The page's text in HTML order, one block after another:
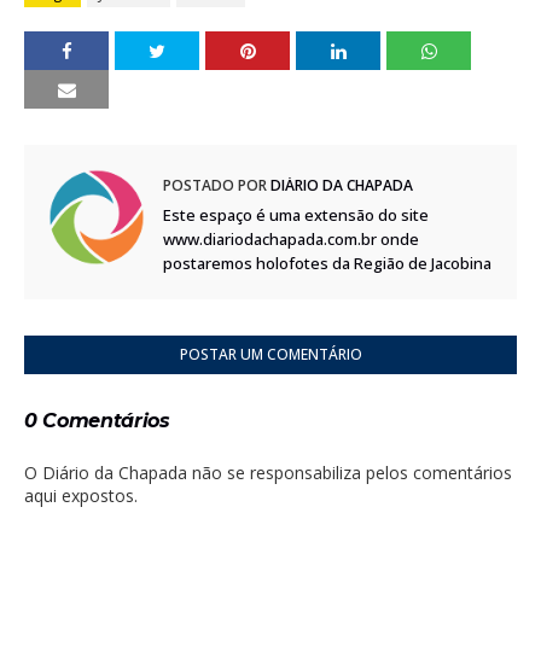
POSTADO PORDIÁRIO DA CHAPADA
Este espaço é uma extensão do site
www.diariodachapada.com.br onde
postaremos holofotes da Região de Jacobina
POSTAR UM COMENTÁRIO
0 Comentários
O Diário da Chapada não se responsabiliza pelos comentários
aqui expostos.